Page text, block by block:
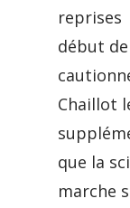
reprises
début de
Chaillot
que la
marche